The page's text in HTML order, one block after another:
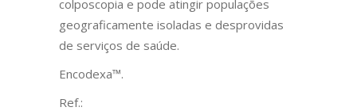
colposcopia e pode atingir populações
geograficamente isoladas e desprovidas
de serviços de saúde.
Encodexa™.
Ref.: